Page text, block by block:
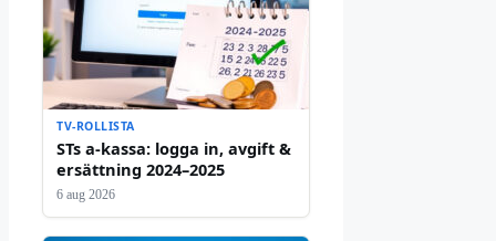
TV-ROLLISTA
STs a-kassa: logga in, avgift &
ersättning 2024–2025
6 aug 2026